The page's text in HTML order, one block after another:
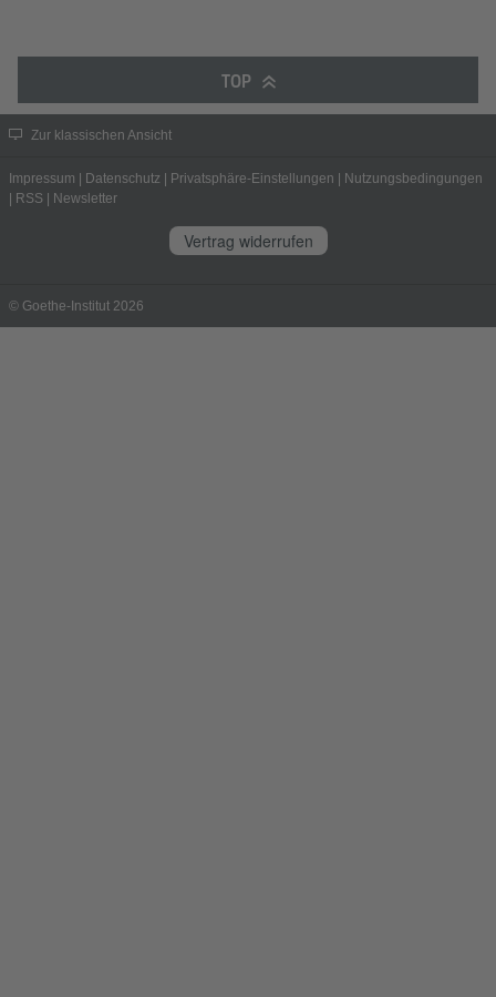
TOP
Zur klassischen Ansicht
Impressum Datenschutz Privatsphäre-Einstellungen
Nutzungsbedingungen
RSS Newsletter
Vertrag widerrufen
© Goethe-Institut 2026